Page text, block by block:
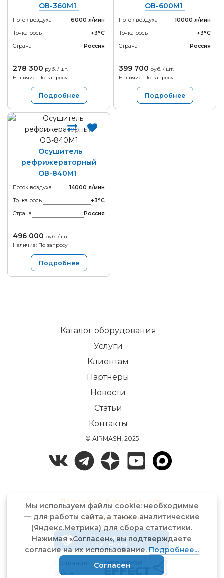
ОВ-360М1
Поток воздуха
6000 л/мин
Точка росы
+3°С
Страна
Россия
278 300 руб. / шт.
Наличие: По запросу
Подробнее
ОВ-600М1
Поток воздуха
10000 л/мин
Точка росы
+3°С
Страна
Россия
399 700 руб. / шт.
Наличие: По запросу
Подробнее
Осушитель
рефрижераторный
ОВ-840М1
Поток воздуха
14000 л/мин
Точка росы
+3°С
Страна
Россия
496 000 руб. / шт.
Наличие: По запросу
Подробнее
© AIRMASH, 2025
Каталог оборудования
Услуги
Клиентам
Партнёры
Новости
Статьи
Контакты
Политика конфиденциальности
Договор-оферта
Стать нашим
дилером
сайта:
Мы используем файлы cookie: необходимые
— для работы сайта, а также аналитические
(Яндекс.Метрика) для сбора статистики.
Нажимая «Согласен», вы подтверждаете
согласие на их использование.Подробнее...
Согласен